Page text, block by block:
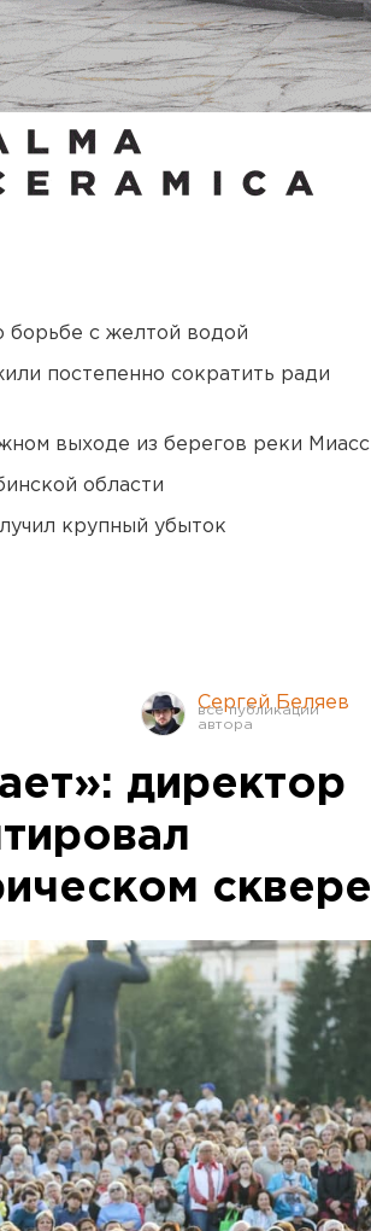
борьбе с желтой водой
постепенно сократить ради
выходе из берегов реки Миасс
области
крупный убыток
Сергей Беляев
директор
сквере